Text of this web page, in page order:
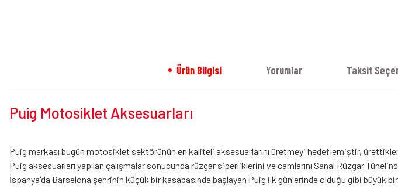
Ürün Bilgisi Yorumlar Taksit
Puig Motosiklet Aksesuarları
Puig markası bugün motosiklet sektörünün en kaliteli aksesuarlarını üretmeyi hedeflemiştir,
Puig aksesuarları yapılan çalışmalar sonucunda rüzgar siperliklerini ve camlarını Sanal Rüzgar
İspanya'da Barselona şehrinin küçük bir kasabasında başlayan Puig ilk günlerinde olduğu gibi büyük